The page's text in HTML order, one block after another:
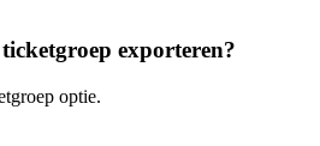
exporteren?
optie.